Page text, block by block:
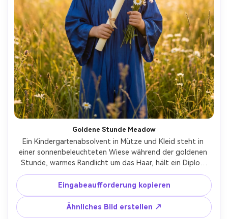
Goldene Stunde Meadow
Ein Kindergartenabsolvent in Mütze und Kleid steht in
einer sonnenbeleuchteten Wiese während der goldenen
Stunde, warmes Randlicht um das Haar, hält ein Diplom
und einen kleinen Strauß, aufgenommen auf Sony A7IV,
85mm f/1.4, geringe Schärfentiefe, verträumtes bokeh,
fotorealistisch, natürliche Hautstruktur, keine Logos-AR
4:5
Eingabeaufforderung kopieren
Ähnliches Bild erstellen ↗